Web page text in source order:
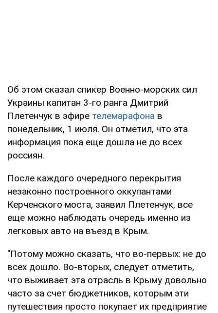
Об этом сказал спикер Военно-морских сил
Украины капитан 3-го ранга Дмитрий
Плетенчук в эфире телемарафона в
понедельник, 1 июля. Он отметил, что эта
информация пока еще дошла не до всех
россиян.
После каждого очередного перекрытия
незаконно построенного оккупантами
Керченского моста, заявил Плетенчук, все
еще можно наблюдать очередь именно из
легковых авто на въезд в Крым.
"Потому можно сказать, что во-первых: не до
всех дошло. Во-вторых, следует отметить,
что выживает эта отрасль в Крыму довольно
часто за счет бюджетников, которым эти
путешествия просто покупает их предприятие